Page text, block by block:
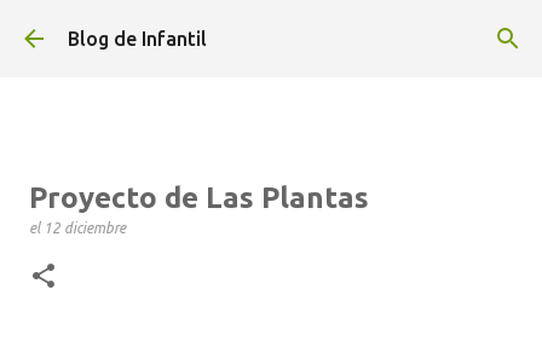
Ir al contenido principal
Blog de Infantil
Proyecto de Las Plantas
el 12 diciembre